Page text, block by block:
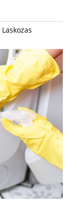
Laskozas